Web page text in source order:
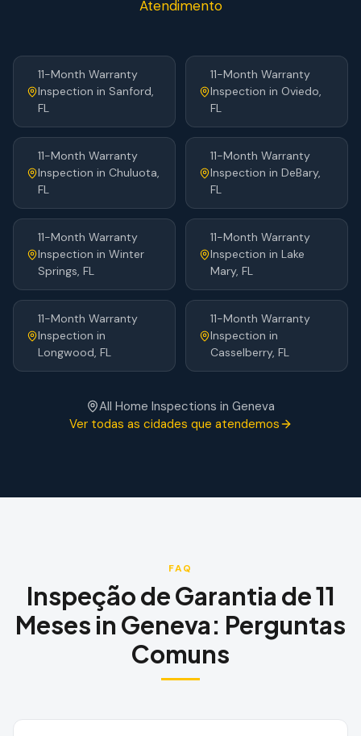
Atendimento
11-Month Warranty
Inspection in Sanford,
FL
11-Month Warranty
Inspection in Oviedo,
FL
11-Month Warranty
Inspection in Chuluota,
FL
11-Month Warranty
Inspection in DeBary,
FL
11-Month Warranty
Inspection in Winter
Springs, FL
11-Month Warranty
Inspection in Lake
Mary, FL
11-Month Warranty
Inspection in
Longwood, FL
11-Month Warranty
Inspection in
Casselberry, FL
All Home Inspections in Geneva
Ver todas as cidades que atendemos
FAQ
Inspeção de Garantia de 11
Meses in Geneva: Perguntas
Comuns